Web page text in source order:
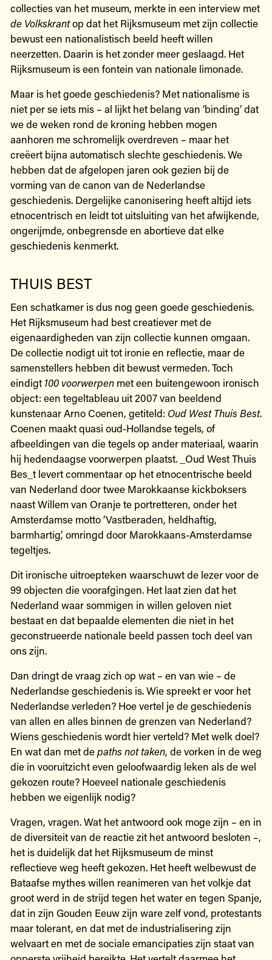
collecties van het museum, merkte in een interview met
de Volkskrantop dat het Rijksmuseum met zijn collectie
bewust een nationalistisch beeld heeft willen
neerzetten. Daarin is het zonder meer geslaagd. Het
Rijksmuseum is een fontein van nationale limonade.
Maar is het goede geschiedenis? Met nationalisme is
niet per se iets mis – al lijkt het belang van ‘binding’ dat
we de weken rond de kroning hebben mogen
aanhoren me schromelijk overdreven – maar het
creëert bijna automatisch slechte geschiedenis. We
hebben dat de afgelopen jaren ook gezien bij de
vorming van de canon van de Nederlandse
geschiedenis. Dergelijke canonisering heeft altijd iets
etnocentrisch en leidt tot uitsluiting van het afwijkende,
ongerijmde, onbegrensde en abortieve dat elke
geschiedenis kenmerkt.
THUIS BEST
Een schatkamer is dus nog geen goede geschiedenis.
Het Rijksmuseum had best creatiever met de
eigenaardigheden van zijn collectie kunnen omgaan.
De collectie nodigt uit tot ironie en reflectie, maar de
samenstellers hebben dit bewust vermeden. Toch
eindigt 100 voorwerpenmet een buitengewoon ironisch
object: een tegeltableau uit 2007 van beeldend
kunstenaar Arno Coenen, getiteld: Oud West Thuis Best.
Coenen maakt quasi oud-Hollandse tegels, of
afbeeldingen van die tegels op ander materiaal, waarin
hij hedendaagse voorwerpen plaatst. _Oud West Thuis
Bes_t levert commentaar op het etnocentrische beeld
van Nederland door twee Marokkaanse kickboksers
naast Willem van Oranje te portretteren, onder het
Amsterdamse motto ‘Vastberaden, heldhaftig,
barmhartig’, omringd door Marokkaans-Amsterdamse
tegeltjes.
Dit ironische uitroepteken waarschuwt de lezer voor de
99 objecten die voorafgingen. Het laat zien dat het
Nederland waar sommigen in willen geloven niet
bestaat en dat bepaalde elementen die niet in het
geconstrueerde nationale beeld passen toch deel van
ons zijn.
Dan dringt de vraag zich op wat – en van wie – de
Nederlandse geschiedenis is. Wie spreekt er voor het
Nederlandse verleden? Hoe vertel je de geschiedenis
van allen en alles binnen de grenzen van Nederland?
Wiens geschiedenis wordt hier verteld? Met welk doel?
En wat dan met depaths not taken, de vorken in de weg
die in vooruitzicht even geloofwaardig leken als de wel
gekozen route? Hoeveel nationale geschiedenis
hebben we eigenlijk nodig?
Vragen, vragen. Wat het antwoord ook moge zijn – en in
de diversiteit van de reactie zit het antwoord besloten –,
het is duidelijk dat het Rijksmuseum de minst
reflectieve weg heeft gekozen. Het heeft welbewust de
Bataafse mythes willen reanimeren van het volkje dat
groot werd in de strijd tegen het water en tegen Spanje,
dat in zijn Gouden Eeuw zijn ware zelf vond, protestants
maar tolerant, en dat met de industrialisering zijn
welvaart en met de sociale emancipaties zijn staat van